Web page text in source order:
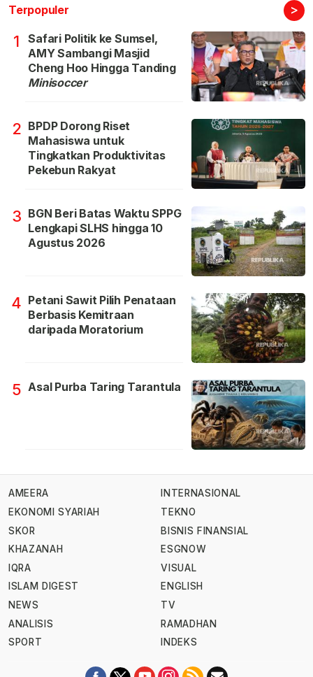
Terpopuler >
1
Safari Politik ke Sumsel,
AMY Sambangi Masjid
Cheng Hoo Hingga Tanding
Minisoccer
2 BPDP Dorong Riset
Mahasiswa untuk
Tingkatkan Produktivitas
Pekebun Rakyat
3 BGN Beri Batas Waktu SPPG
Lengkapi SLHS hingga 10
Agustus 2026
4 Petani Sawit Pilih Penataan
Berbasis Kemitraan
daripada Moratorium
5 Asal Purba Taring Tarantula
AMEERA
EKONOMI SYARIAH
SKOR
KHAZANAH
IQRA
ISLAM DIGEST
NEWS
ANALISIS
SPORT
INTERNASIONAL
TEKNO
BISNIS FINANSIAL
ESGNOW
VISUAL
ENGLISH
TV
RAMADHAN
INDEKS